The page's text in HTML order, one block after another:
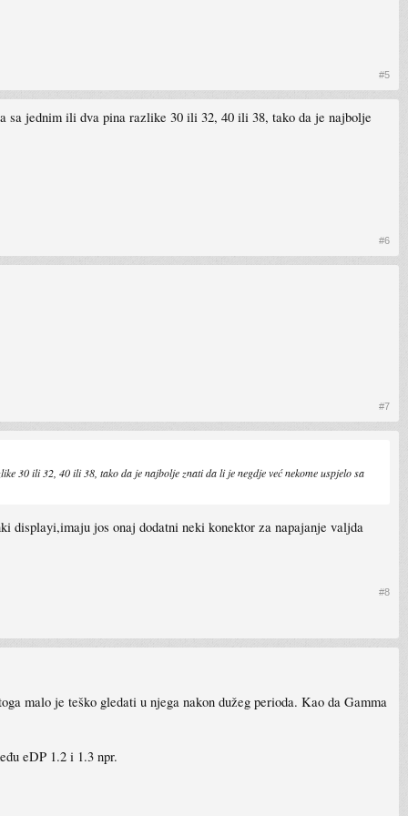
#5
sa jednim ili dva pina razlike 30 ili 32, 40 ili 38, tako da je najbolje
#6
#7
30 ili 32, 40 ili 38, tako da je najbolje znati da li je negdje već nekome uspjelo sa
displayi,imaju jos onaj dodatni neki konektor za napajanje valjda
#8
malo je teško gledati u njega nakon dužeg perioda. Kao da Gamma
eDP 1.2 i 1.3 npr.